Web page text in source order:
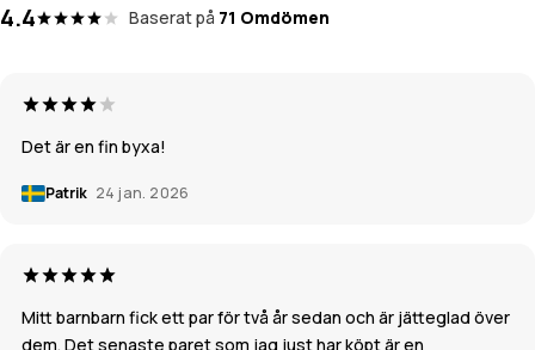
4.4 Baserat på 71 Omdömen
Det är en fin byxa!
Patrik 24 jan. 2026
Mitt barnbarn fick ett par för två år sedan och är jätteglad över
dem. Det senaste paret som jag just har köpt är en